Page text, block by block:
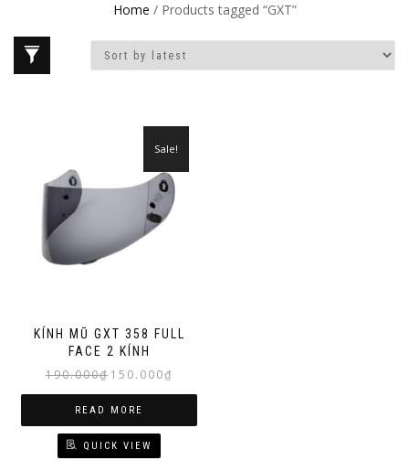
Home / Products tagged “GXT”
KÍNH MŨ GXT 358 FULL
FACE 2 KÍNH
Sale!
190.000₫ Original
price
was:
190.000₫.
150.000₫
price
150.000₫.
READ MORE
QUICK VIEW